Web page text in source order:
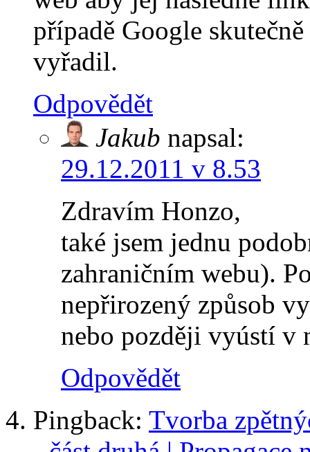
případě Google
vyřadil.
Odpovědět
Jakub napsal:
29.12.2011 v 8.53
Zdravím Honzo,
také jsem jednu
zahraničním webu).
nepřirozený způsob
nebo později vyústí
Odpovědět
Pingback: Tvorba